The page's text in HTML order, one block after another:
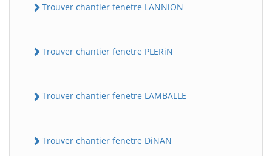
Trouver chantier fenetre LANNiON
Trouver chantier fenetre PLERiN
Trouver chantier fenetre LAMBALLE
Trouver chantier fenetre DiNAN